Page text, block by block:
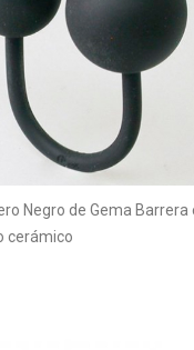
Negro de Gema Barrera
cerámico